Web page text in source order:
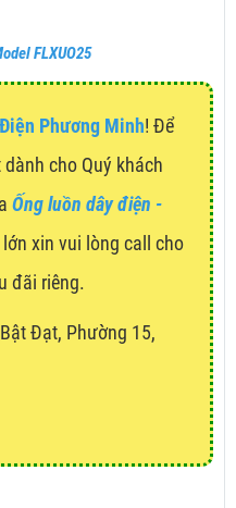
FLXUO25
Phương Minh! Để
cho Quý khách
Ống luồn dây điện -
xin vui lòng call cho
đãi riêng.
Đạt, Phường 15,